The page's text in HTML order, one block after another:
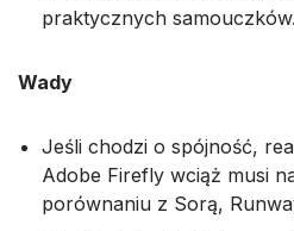
praktycznych samouczków.
Wady
Jeśli chodzi o spójność,
Adobe Firefly wciąż musi
porównaniu z Sorą,